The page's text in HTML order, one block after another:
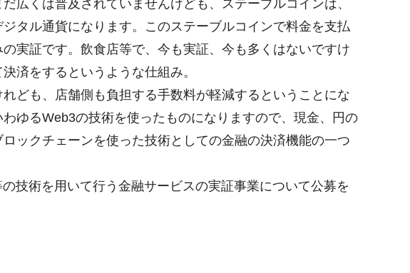
広くは普及されていませんけども、ステーブルコインは、
タル通貨になります。このステーブルコインで料金を支払
実証です。飲食店等で、今も実証、今も多くはないですけ
済をするというような仕組み。
ども、店舗側も負担する手数料が軽減するということにな
ゆるWeb3の技術を使ったものになりますので、現金、円の
ックチェーンを使った技術としての金融の決済機能の一つ
技術を用いて行う金融サービスの実証事業について公募を